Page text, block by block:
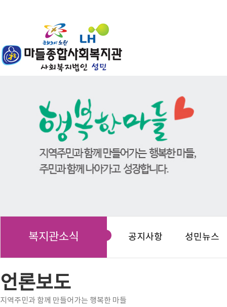
복지관소식 공지사항 성민뉴스
언론보도
지역주민과 함께 만들어가는 행복한 마들